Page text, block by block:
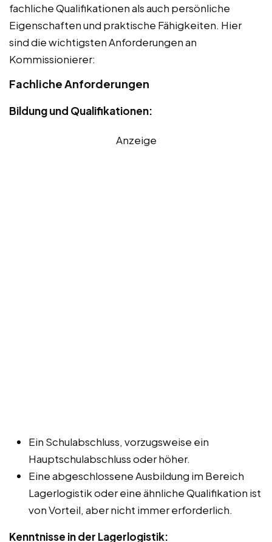
fachliche Qualifikationen als auch persönliche
Eigenschaften und praktische Fähigkeiten. Hier
sind die wichtigsten Anforderungen an
Kommissionierer:
Fachliche Anforderungen
Bildung und Qualifikationen:
Anzeige
Ein Schulabschluss, vorzugsweise ein
Hauptschulabschluss oder höher.
Eine abgeschlossene Ausbildung im Bereich
Lagerlogistik oder eine ähnliche Qualifikation ist
von Vorteil, aber nicht immer erforderlich.
Kenntnisse in der Lagerlogistik: